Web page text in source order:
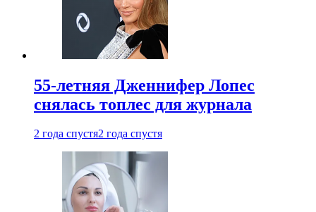
55-летняя Дженнифер Лопес
снялась топлес для журнала
2 года спустя2 года спустя